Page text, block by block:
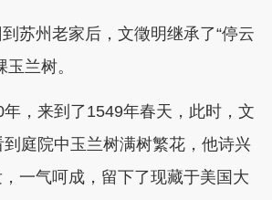
苏州老家后，文徵明继承了“停云
兰树。
，来到了1549年春天，此时，文
庭院中玉兰树满树繁花，他诗兴
一气呵成，留下了现藏于美国大